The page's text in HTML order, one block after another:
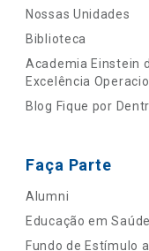
Nossas Unidades
Biblioteca
Academia Einstein
Excelência
Blog Fique por
Faça Parte
Alumni
Educação em
Fundo de Estímulo